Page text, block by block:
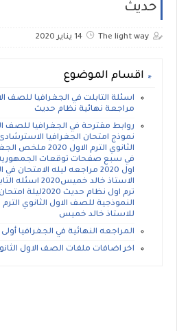
حديث
The light way 14 يناير 2020
اقسام الموضوع
مراجعة نهائية نظام حديث
نموذج امتحان الجغرافيا
في سبع صفحات توقعات الجمهوريه
اول 2020 مراجعه ليله
الاستاذ خالد
ترم اول نظام حديث
للاستاذ خالد خميس
المراجعه النهائية في الجغرافيا
اخر اضافات ملفات الصف الاول الثانوى